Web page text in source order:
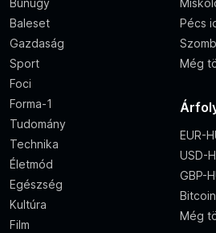
Bűnügy
Baleset
Gazdaság
Sport
Foci
Forma-1
Tudomány
Technika
Életmód
Egészség
Kultúra
Film
Pécs
Még
EUR-
USD-
GBP-
Még